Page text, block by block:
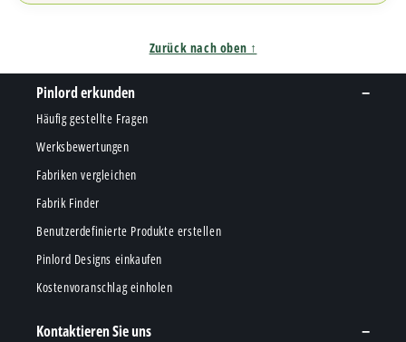
Zurück nach oben ↑
Pinlord erkunden
Häufig gestellte Fragen
Werksbewertungen
Fabriken vergleichen
Fabrik Finder
Benutzerdefinierte Produkte erstellen
Pinlord Designs einkaufen
Kostenvoranschlag einholen
Kontaktieren Sie uns